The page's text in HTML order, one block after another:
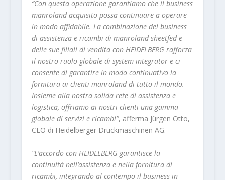
“Con questa operazione garantiamo che il business
manroland acquisito possa continuare a operare
in modo affidabile. La combinazione del business
di assistenza e ricambi di manroland sheetfed e
delle sue filiali di vendita con HEIDELBERG rafforza
il nostro ruolo globale di system integrator e ci
consente di garantire in modo continuativo la
fornitura ai clienti manroland di tutto il mondo.
Insieme alla nostra solida rete di assistenza e
logistica, offriamo ai nostri clienti una gamma
globale di servizi e ricambi”, afferma Jürgen Otto,
CEO di Heidelberger Druckmaschinen AG.
“L’accordo con HEIDELBERG garantisce la
continuità nell’assistenza e nella fornitura di
ricambi, integrando al contempo il business in